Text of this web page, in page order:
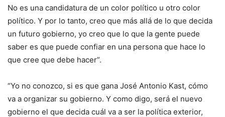
No es una candidatura de un color político u otro color
político. Y por lo tanto, creo que más allá de lo que decida
un futuro gobierno, yo creo que lo que la gente puede
saber es que puede confiar en una persona que hace lo
que cree que debe hacer”.
“Yo no conozco, si es que gana José Antonio Kast, cómo
va a organizar su gobierno. Y como digo, será el nuevo
gobierno el que decida cuál va a ser la política exterior,